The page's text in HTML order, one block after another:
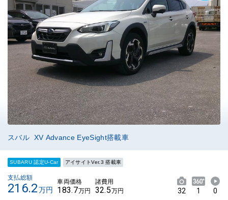
スバル XV Advance EyeSight搭載車
SUBARU 認定U-Car アイサイトVer.3 搭載車
支払総額
216.2万円
車両価格
183.7万円
諸費用
32.5万円 32 1 0